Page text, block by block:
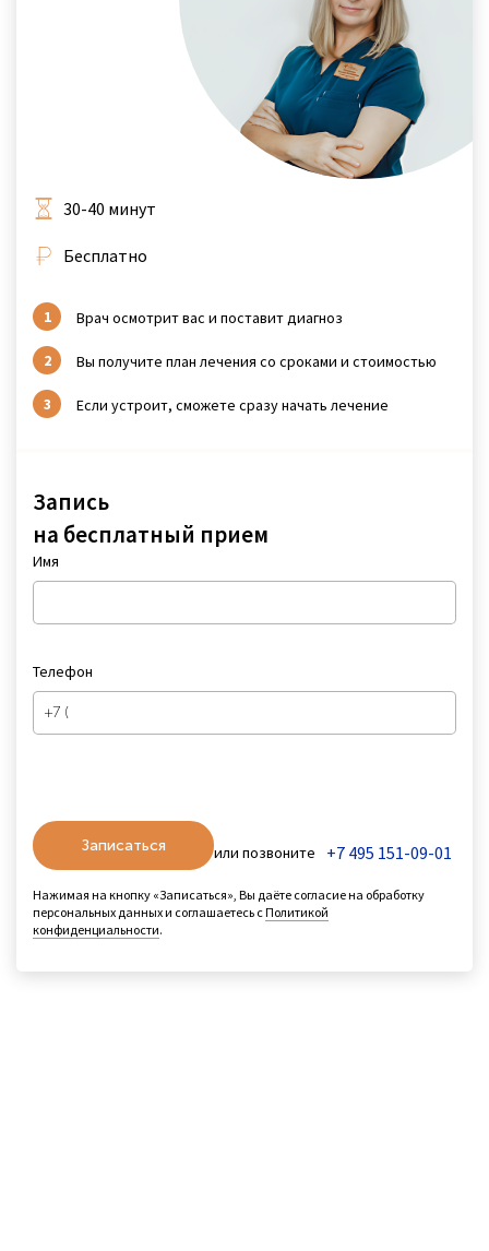
Запись
на бесплатный прием
Имя
Телефон
Записаться или позвоните +7 495 151-09-01
Нажимая на кнопку «Записаться», Вы даёте согласие на обработку
персональных данных и соглашаетесь сПолитикой
конфиденциальности.
30-40 минут
Бесплатно
Врач осмотрит вас и поставит диагноз
Вы получите план лечения со сроками и стоимостью
Если устроит, сможете сразу начать лечение